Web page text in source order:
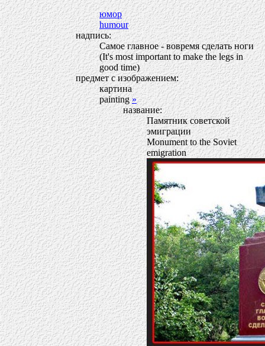
юмор
humour
надпись:
Самое главное - вовремя сделать ноги
(It's most important to make the legs in
good time)
предмет с изображением:
картина
painting»
название:
Памятник советской
эмиграции
Monument to the Soviet
emigration